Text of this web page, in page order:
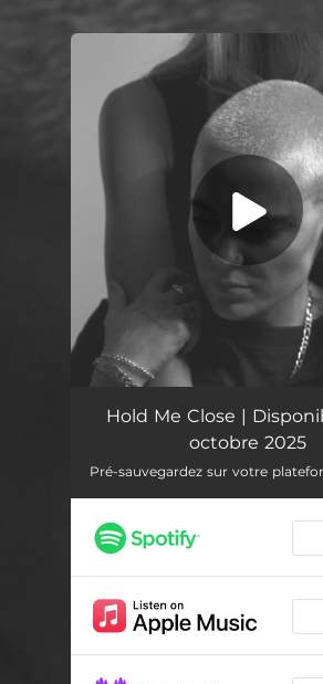
Hold Me Close |
octobre 2025
Pré-sauvegardez sur votre